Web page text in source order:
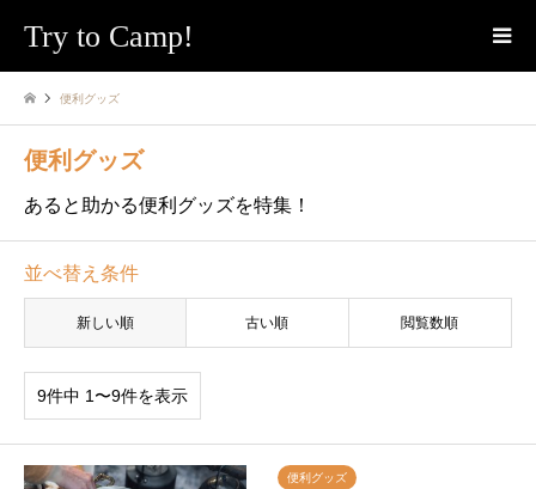
Try to Camp!
便利グッズ
便利グッズ
あると助かる便利グッズを特集！
並べ替え条件
新しい順 古い順 閲覧数順
9件中 1〜9件を表示
便利グッズ